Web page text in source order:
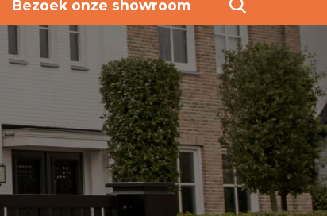
Bezoek onze showroom